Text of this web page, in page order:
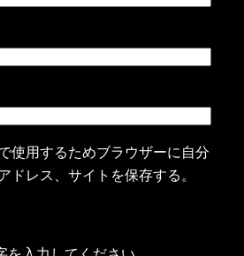
使用するためブラウザーに自分
ドレス、サイトを保存する。